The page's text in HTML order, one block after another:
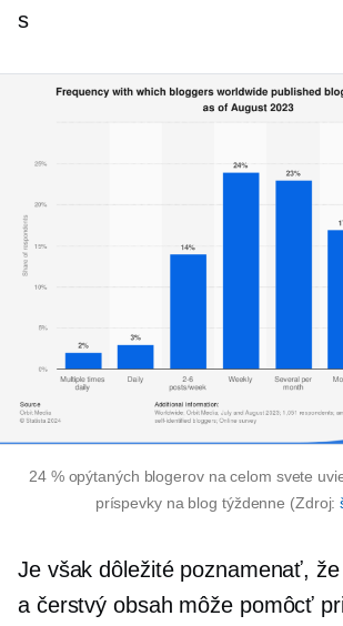
s
24 % opýtaných blogerov na celom svete
príspevky na blog týždenne (Zdroj:
Je však dôležité poznamenať,
a čerstvý obsah môže pomôcť